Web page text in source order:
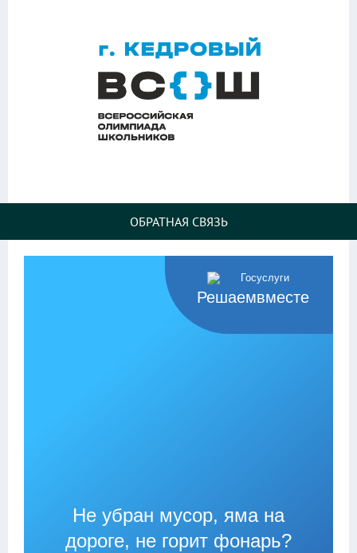
ОБРАТНАЯ СВЯЗЬ
Решаемвместе
Не убран мусор, яма на
дороге, не горит фонарь?